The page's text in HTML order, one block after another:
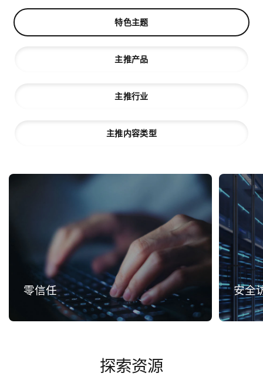
特色主题
主推产品
主推行业
主推内容类型
零信任 安全
探索资源